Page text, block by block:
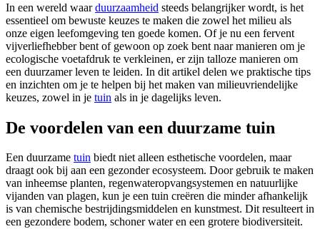
In een wereld waarduurzaamheid steeds belangrijker wordt, is het
essentieel om bewuste keuzes te maken die zowel het milieu als
onze eigen leefomgeving ten goede komen. Of je nu een fervent
vijverliefhebber bent of gewoon op zoek bent naar manieren om je
ecologische voetafdruk te verkleinen, er zijn talloze manieren om
een duurzamer leven te leiden. In dit artikel delen we praktische tips
en inzichten om je te helpen bij het maken van milieuvriendelijke
keuzes, zowel in je tuin als in je dagelijks leven.
De voordelen van een duurzame tuin
Een duurzame tuin biedt niet alleen esthetische voordelen, maar
draagt ook bij aan een gezonder ecosysteem. Door gebruik te maken
van inheemse planten, regenwateropvangsystemen en natuurlijke
vijanden van plagen, kun je een tuin creëren die minder afhankelijk
is van chemische bestrijdingsmiddelen en kunstmest. Dit resulteert in
een gezondere bodem, schoner water en een grotere biodiversiteit.